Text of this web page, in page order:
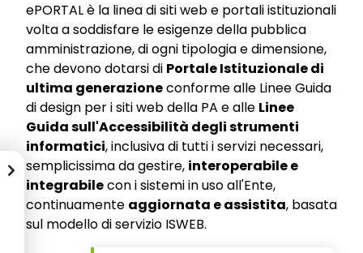
ePORTAL è la linea di siti web e portali istituzionali
volta a soddisfare le esigenze della pubblica
amministrazione, di ogni tipologia e dimensione,
che devono dotarsi di Portale Istituzionale di
ultima generazioneconforme alle Linee Guida
di design per i siti web della PA e alle Linee
Guida sull'Accessibilità degli strumenti
informatici, inclusiva di tutti i servizi necessari,
semplicissima da gestire, interoperabile e
integrabilecon i sistemi in uso all'Ente,
continuamente aggiornata e assistita, basata
sul modello di servizio ISWEB.